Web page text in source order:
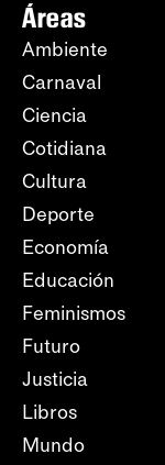
Áreas
Ambiente
Carnaval
Ciencia
Cotidiana
Cultura
Deporte
Economía
Educación
Feminismos
Futuro
Justicia
Libros
Mundo